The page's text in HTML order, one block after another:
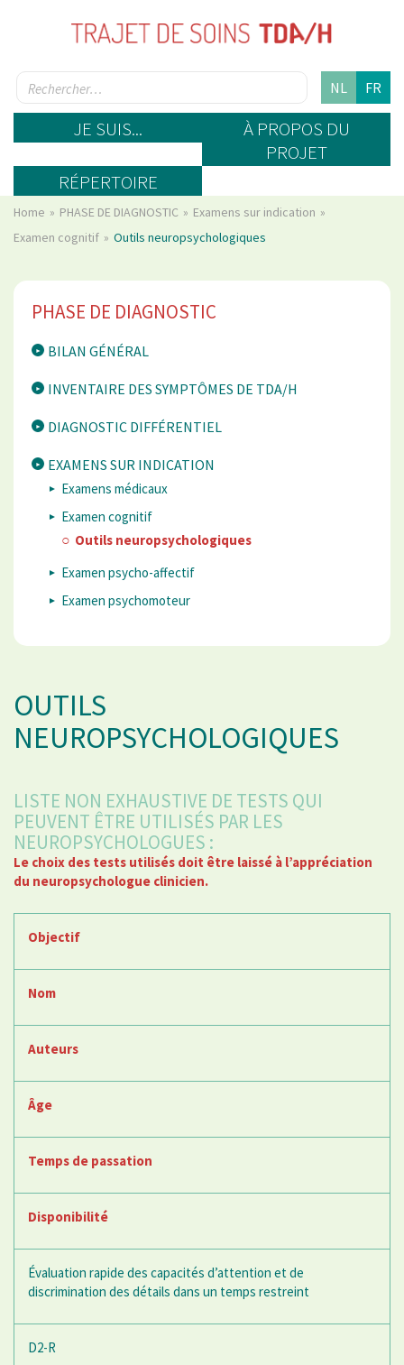
NL FR
JE SUIS...
À PROPOS DU
PROJET
RÉPERTOIRE
Home PHASE DE DIAGNOSTIC
Examens sur indication
Examen cognitif
Outils neuropsychologiques
PHASE DE DIAGNOSTIC
BILAN GÉNÉRAL
INVENTAIRE DES SYMPTÔMES DE TDA/H
DIAGNOSTIC DIFFÉRENTIEL
EXAMENS SUR INDICATION
Examens médicaux
Examen cognitif
Outils neuropsychologiques
Examen psycho-affectif
Examen psychomoteur
OUTILS
NEUROPSYCHOLOGIQUES
LISTE NON EXHAUSTIVE DE TESTS QUI
PEUVENT ÊTRE UTILISÉS PAR LES
NEUROPSYCHOLOGUES :
Le choix des tests utilisés doit être laissé à l’appréciation
du neuropsychologue clinicien.
Objectif
Nom
Auteurs
Âge
Temps de passation
Disponibilité
Évaluation rapide des capacités d’attention et de
discrimination des détails dans un temps restreint
D2-R